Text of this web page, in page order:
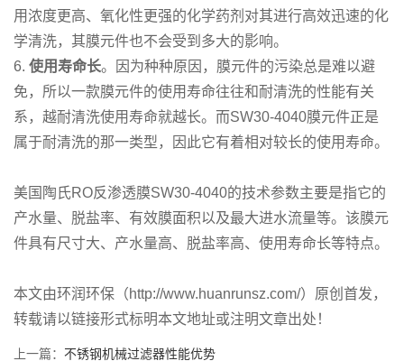
用浓度更高、氧化性更强的化学药剂对其进行高效迅速的化
学清洗，其膜元件也不会受到多大的影响。
6. 使用寿命长。因为种种原因，膜元件的污染总是难以避
免，所以一款膜元件的使用寿命往往和耐清洗的性能有关
系，越耐清洗使用寿命就越长。而SW30-4040膜元件正是
属于耐清洗的那一类型，因此它有着相对较长的使用寿命。
美国陶氏RO反渗透膜SW30-4040的技术参数主要是指它的
产水量、脱盐率、有效膜面积以及最大进水流量等。该膜元
件具有尺寸大、产水量高、脱盐率高、使用寿命长等特点。
本文由环润环保（http://www.huanrunsz.com/）原创首发，
转载请以链接形式标明本文地址或注明文章出处！
上一篇： 不锈钢机械过滤器性能优势